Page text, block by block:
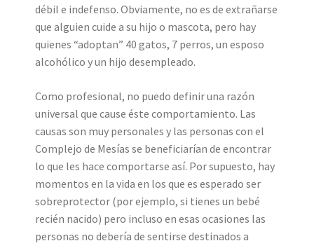
débil e indefenso. Obviamente, no es de extrañarse
que alguien cuide a su hijo o mascota, pero hay
quienes “adoptan” 40 gatos, 7 perros, un esposo
alcohólico y un hijo desempleado.
Como profesional, no puedo definir una razón
universal que cause éste comportamiento. Las
causas son muy personales y las personas con el
Complejo de Mesías se beneficiarían de encontrar
lo que les hace comportarse así. Por supuesto, hay
momentos en la vida en los que es esperado ser
sobreprotector (por ejemplo, si tienes un bebé
recién nacido) pero incluso en esas ocasiones las
personas no debería de sentirse destinados a